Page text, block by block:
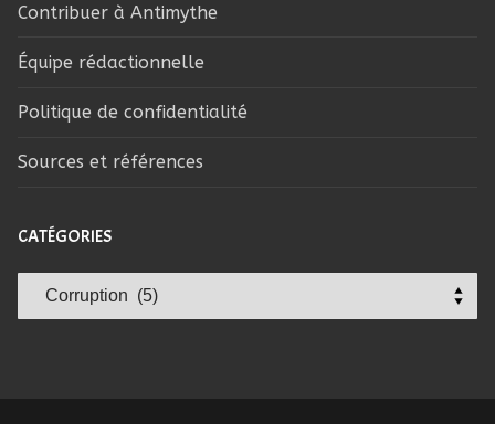
Contribuer à Antimythe
Équipe rédactionnelle
Politique de confidentialité
Sources et références
CATÉGORIES
Catégories